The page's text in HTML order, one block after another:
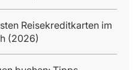
Reisekreditkarten im
(2026)